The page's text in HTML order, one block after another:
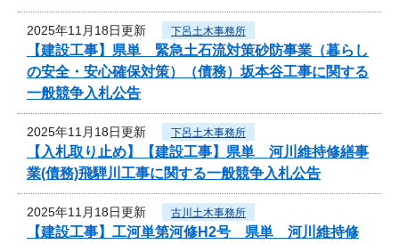
2025年11月18日更新 下呂土木事務所
【建設工事】県単 緊急土石流対策砂防事業（暮らし
の安全・安心確保対策）（債務）坂本谷工事に関する
一般競争入札公告
2025年11月18日更新 下呂土木事務所
【入札取り止め】【建設工事】県単 河川維持修繕事
業(債務)飛騨川工事に関する一般競争入札公告
2025年11月18日更新 古川土木事務所
【建設工事】工河単第河修H2号 県単 河川維持修